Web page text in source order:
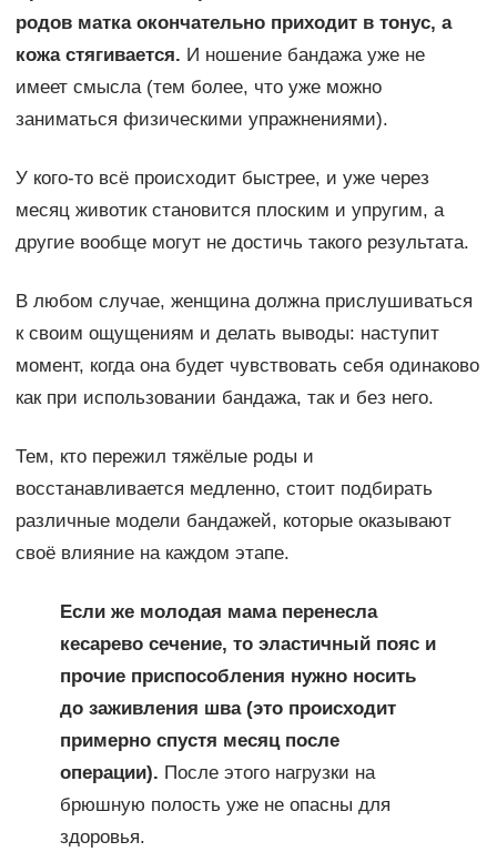
родов матка окончательно приходит в тонус, а
кожа стягивается. И ношение бандажа уже не
имеет смысла (тем более, что уже можно
заниматься физическими упражнениями).
У кого-то всё происходит быстрее, и уже через
месяц животик становится плоским и упругим, а
другие вообще могут не достичь такого результата.
В любом случае, женщина должна прислушиваться
к своим ощущениям и делать выводы: наступит
момент, когда она будет чувствовать себя одинаково
как при использовании бандажа, так и без него.
Тем, кто пережил тяжёлые роды и
восстанавливается медленно, стоит подбирать
различные модели бандажей, которые оказывают
своё влияние на каждом этапе.
Если же молодая мама перенесла
кесарево сечение, то эластичный пояс и
прочие приспособления нужно носить
до заживления шва (это происходит
примерно спустя месяц после
операции). После этого нагрузки на
брюшную полость уже не опасны для
здоровья.